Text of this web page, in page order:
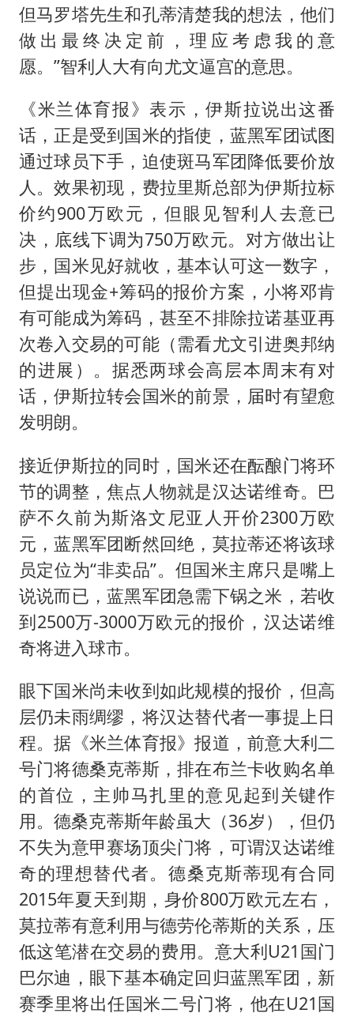
但马罗塔先生和孔蒂清楚我的想法，他们
做出最终决定前，理应考虑我的意
愿。”智利人大有向尤文逼宫的意思。
《米兰体育报》表示，伊斯拉说出这番
话，正是受到国米的指使，蓝黑军团试图
通过球员下手，迫使斑马军团降低要价放
人。效果初现，费拉里斯总部为伊斯拉标
价约900万欧元，但眼见智利人去意已
决，底线下调为750万欧元。对方做出让
步，国米见好就收，基本认可这一数字，
但提出现金+筹码的报价方案，小将邓肯
有可能成为筹码，甚至不排除拉诺基亚再
次卷入交易的可能（需看尤文引进奥邦纳
的进展）。据悉两球会高层本周末有对
话，伊斯拉转会国米的前景，届时有望愈
发明朗。
接近伊斯拉的同时，国米还在酝酿门将环
节的调整，焦点人物就是汉达诺维奇。巴
萨不久前为斯洛文尼亚人开价2300万欧
元，蓝黑军团断然回绝，莫拉蒂还将该球
员定位为“非卖品”。但国米主席只是嘴上
说说而已，蓝黑军团急需下锅之米，若收
到2500万-3000万欧元的报价，汉达诺维
奇将进入球市。
眼下国米尚未收到如此规模的报价，但高
层仍未雨绸缪，将汉达替代者一事提上日
程。据《米兰体育报》报道，前意大利二
号门将德桑克蒂斯，排在布兰卡收购名单
的首位，主帅马扎里的意见起到关键作
用。德桑克蒂斯年龄虽大（36岁），但仍
不失为意甲赛场顶尖门将，可谓汉达诺维
奇的理想替代者。德桑克斯蒂现有合同
2015年夏天到期，身价800万欧元左右，
莫拉蒂有意利用与德劳伦蒂斯的关系，压
低这笔潜在交易的费用。意大利U21国门
巴尔迪，眼下基本确定回归蓝黑军团，新
赛季里将出任国米二号门将，他在U21国